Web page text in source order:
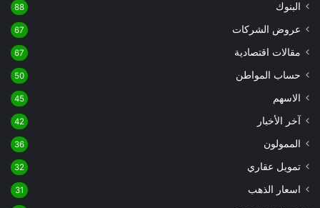
البنوك 88
عروض الشركات 67
مقالات اقتصادية 67
حساب المواطن 50
الاسهم 45
آخر الأخبار 42
الممولون 36
تمويل عقاري 32
اسعار الذهب 31